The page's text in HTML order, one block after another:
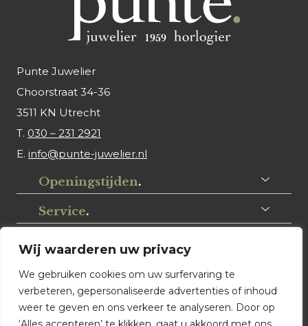
Wij waarderen uw privacy
We gebruiken cookies om uw surfervaring te
verbeteren, gepersonaliseerde advertenties of inhoud
weer te geven en ons verkeer te analyseren. Door op
Punte Juwelier
Choorstraat 34-36
3511 KN Utrecht
T. 030 – 231 2921
E. info@punte-juwelier.nl
Openingstijden.
Service.
Volg ons